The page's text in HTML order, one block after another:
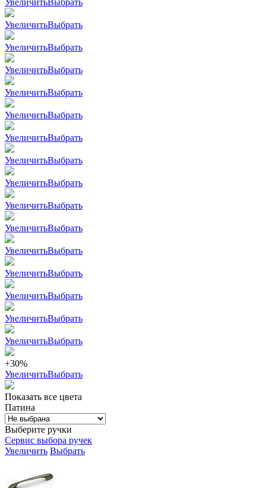
УвеличитьВыбрать
УвеличитьВыбрать
УвеличитьВыбрать
УвеличитьВыбрать
УвеличитьВыбрать
УвеличитьВыбрать
УвеличитьВыбрать
УвеличитьВыбрать
УвеличитьВыбрать
УвеличитьВыбрать
УвеличитьВыбрать
УвеличитьВыбрать
УвеличитьВыбрать
УвеличитьВыбрать
УвеличитьВыбрать
УвеличитьВыбрать
+30%
УвеличитьВыбрать
Показать все цвета
Патина
Выберите ручки
Сервис выбора ручек
Увеличить Выбрать